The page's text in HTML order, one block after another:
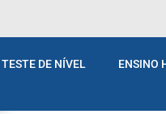
TESTE DE NÍVEL ENSINO